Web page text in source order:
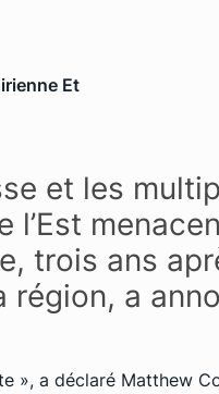
Et
et les
l’Est
trois ans
a
», a déclaré Matthew